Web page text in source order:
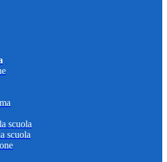
scuola
scuola